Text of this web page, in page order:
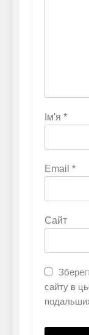
Ім'я *
Email *
Сайт
сайту в